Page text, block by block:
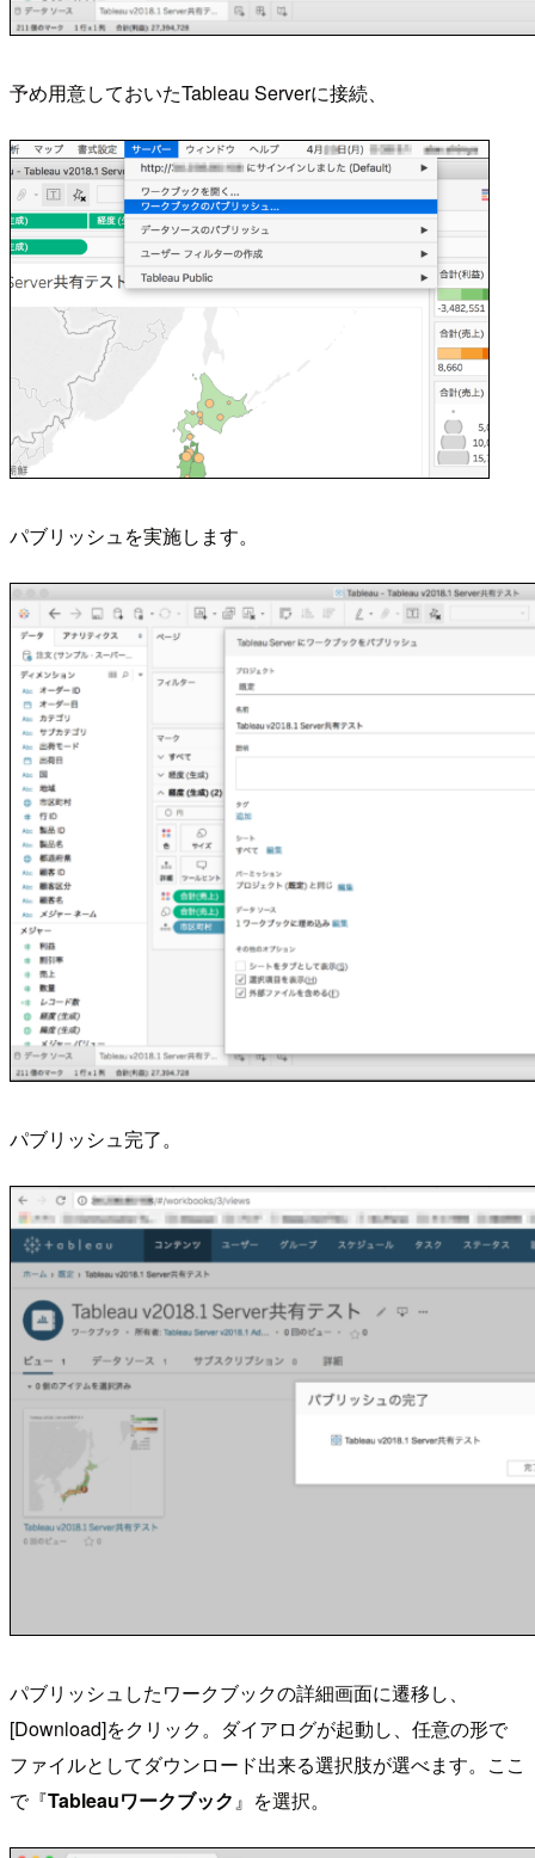
予め用意しておいたTableau Serverに接続、
パブリッシュを実施します。
パブリッシュ完了。
パブリッシュしたワークブックの詳細画面に遷移し、
[Download]をクリック。ダイアログが起動し、任意の形で
ファイルとしてダウンロード出来る選択肢が選べます。ここ
で『Tableauワークブック』を選択。